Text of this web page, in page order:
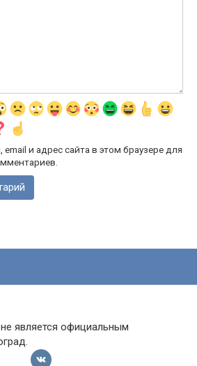
и адрес сайта в этом браузере для
является официальным